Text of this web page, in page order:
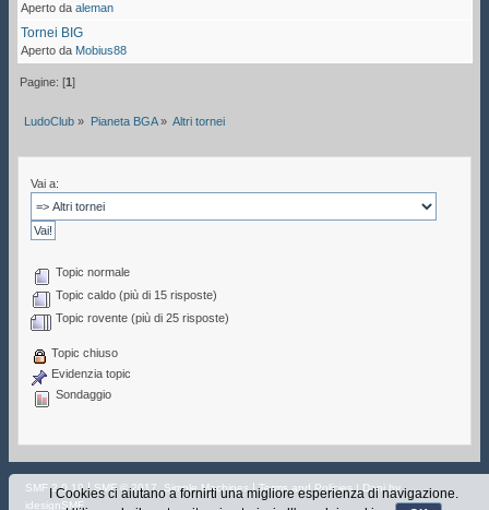
Aperto da aleman
Tornei BIG
Aperto da Mobius88
Pagine: [1]
LudoClub » Pianeta BGA» Altri tornei
Vai a:
Topic normale
Topic caldo (più di 15 risposte)
Topic rovente (più di 25 risposte)
Topic chiuso
Evidenzia topic
Sondaggio
SMF 2.0.19 | SMF © 2017 Simple Machines |Terms and Policies | Dani by
idesignSMF
I Cookies ci aiutano a fornirti una migliore esperienza di navigazione.